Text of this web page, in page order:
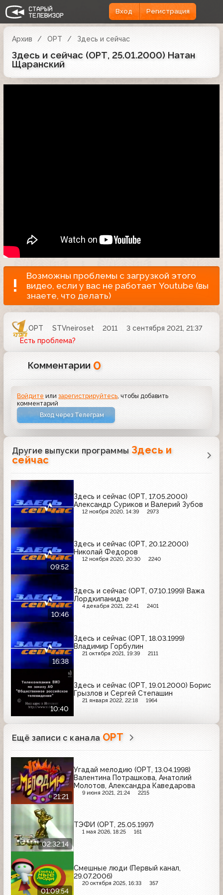
Вход Регистрация
Архив ОРТ Здесь и сейчас
Здесь и сейчас (ОРТ, 25.01.2000) Натан
Щаранский
Возможны проблемы с загрузкой этого
видео, если у вас не работает Youtube (вы
знаете, что делать)
ОРТ STVneiroset 2011
3 сентября 2021, 21:37
Есть проблема?
Комментарии 0
Войдите илизарегистрируйтесь , чтобы добавить
комментарий
Вход через Телеграм
Другие выпуски программы Здесь и
сейчас
Здесь и сейчас (ОРТ, 17.05.2000)
Александр Суриков и Валерий Зубов
12 ноября 2020, 14:39 2973
09:52
Здесь и сейчас (ОРТ, 20.12.2000)
Николай Федоров
12 ноября 2020, 20:30 2240
10:46
Здесь и сейчас (ОРТ, 07.10.1999) Важа
Лордкипанидзе
4 декабря 2021, 22:41 2401
16:38
Здесь и сейчас (ОРТ, 18.03.1999)
Владимир Горбулин
21 октября 2021, 19:39 2111
10:40
Здесь и сейчас (ОРТ, 19.01.2000) Борис
Грызлов и Сергей Степашин
21 января 2022, 22:18 1964
Ещё записи с канала ОРТ
21:21
Угадай мелодию (ОРТ, 13.04.1998)
Валентина Потрашкова, Анатолий
Молотов, Александра Каведарова
9 июня 2021, 21:24 2215
02:32:14
ТЭФИ (ОРТ, 25.05.1997)
1 мая 2026, 18:25 161
01:09:54
Смешные люди (Первый канал,
29.07.2006)
20 октября 2025, 16:33 357